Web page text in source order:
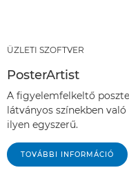
ÜZLETI SZOFTVER
PosterArtist
A figyelemfelkeltő
látványos színekben
ilyen egyszerű.
TOVÁBBI INFORMÁCIÓ